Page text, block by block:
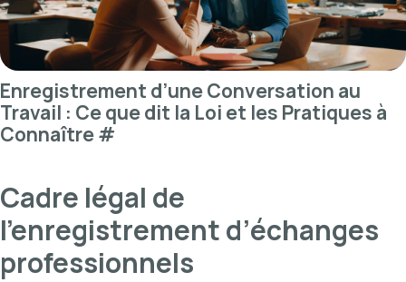
Enregistrement d’une Conversation au
Travail : Ce que dit la Loi et les Pratiques à
Connaître#
Cadre légal de
l’enregistrement d’échanges
professionnels